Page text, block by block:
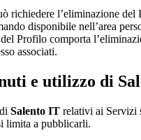
richiedere l’eliminazione
disponibile nell’area
Profilo comporta
associati.
e utilizzo di
Salento IT relativi ai Servizi
limita a pubblicarli.